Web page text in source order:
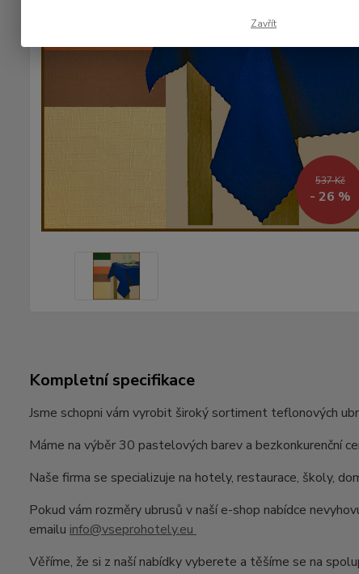
537 Kč
- 26 %
Kompletní specifikace
Jsme schopni vám vyrobit široký sortiment teflonových
Máme na výběr 30 pastelových barev a bezkonkurenční
Naše firma se specializuje na hotely, restaurace, školy,
Pokud vám rozměry ubrusů v naší e-shop nabídce
emailu info@vseprohotely.eu
Věříme, že si z naší nabídky vyberete a těšíme se na
Zavřít